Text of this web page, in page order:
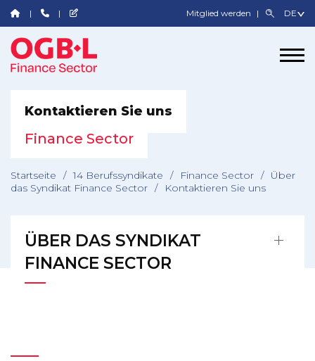
Mitglied werden
Kontaktieren Sie uns
Finance Sector
Startseite / 14 Berufssyndikate / Finance Sector /
Über
das Syndikat Finance Sector / Kontaktieren Sie uns
ÜBER DAS SYNDIKAT
FINANCE SECTOR